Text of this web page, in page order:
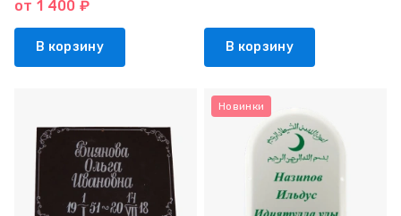
от 1 400 ₽
В корзину В корзину
Новинки